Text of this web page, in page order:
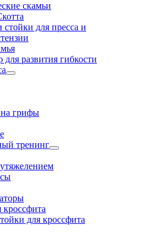
скамьи
для пресса и
для развития гибкости
грифы
тренинг
для кроссфита